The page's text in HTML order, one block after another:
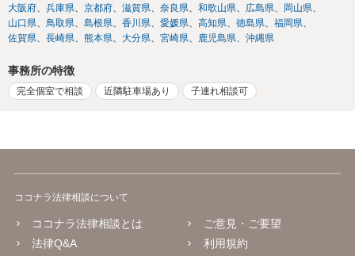
大阪府
兵庫県 京都府 滋賀県 奈良県 和歌山県 広島県
岡山県
山口県
鳥取県 島根県 香川県 愛媛県 高知県 徳島県
福岡県
佐賀県
長崎県 熊本県 大分県 宮崎県 鹿児島県 沖縄県
事務所の特徴
完全個室で相談 近隣駐車場あり 子連れ相談可
ココナラ法律相談について
ココナラ法律相談とは
法律Q&A
ご意見・ご要望
利用規約